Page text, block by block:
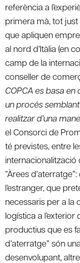
referència a
primera mà, tot
que apliquen
al nord d’Itàlia (en
camp de la
conseller de
COPCA es basa
un procés semblant
realitzar d’una
el Consorci de
té previstes, entre
internacionalització
“Àrees
l’estranger, que
necessaris per a la
logística a
productius que es
d’aterratge” són
desenvolupant,